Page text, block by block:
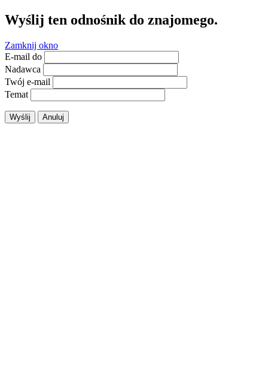
Wyślij ten odnośnik do znajomego.
Zamknij okno
E-mail do
Nadawca
Twój e-mail
Temat
Wyślij Anuluj